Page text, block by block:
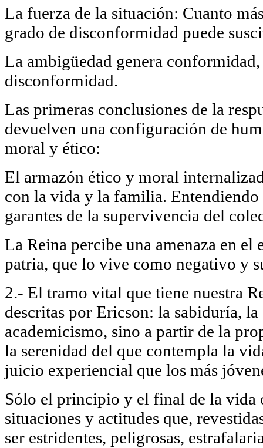
La fuerza de la situación: Cuanto
grado de disconformidad puede
La ambigüedad genera
disconformidad.
Las primeras conclusiones de la
devuelven una configuración de
moral y ético:
El armazón ético y moral
con la vida y la familia. Entendiendo
garantes de la supervivencia del
La Reina percibe una amenaza en
patria, que lo vive como negativo y
2.- El tramo vital que tiene nuestra
descritas por Ericson: la sabiduría,
academicismo, sino a partir de la
la serenidad del que contempla la
juicio experiencial que los más
Sólo el principio y el final de la vida
situaciones y actitudes que,
ser estridentes, peligrosas,